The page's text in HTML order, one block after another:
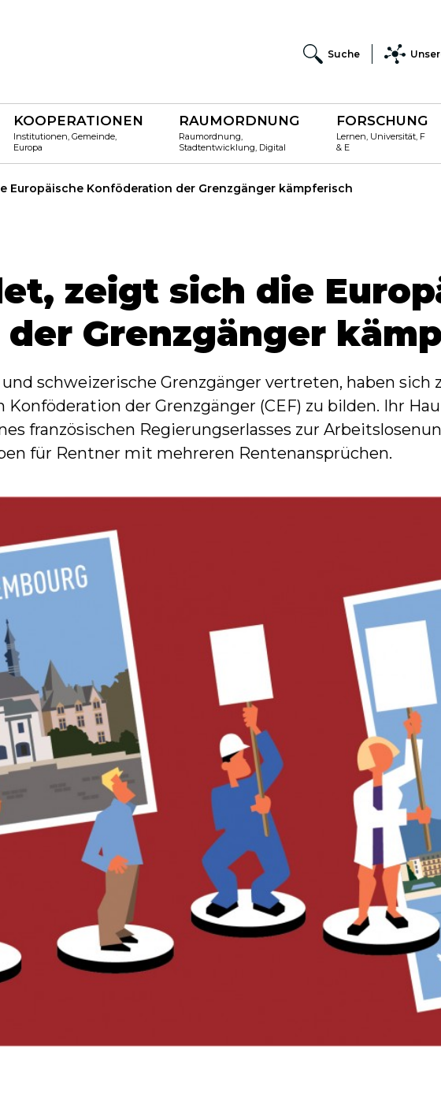
Suche
KOOPERATIONEN
Institutionen, Gemeinde,
Europa
RAUMORDNUNG
Raumordnung,
Stadtentwicklung, Digital
FORSCHUNG
Lernen, Universität, F
& E
Europäische Konföderation der Grenzgänger kämpferisch
zeigt sich die
Grenzgänger
schweizerische Grenzgänger vertreten, haben sich
der Grenzgänger (CEF) zu bilden. Ihr
französischen Regierungserlasses zur
für Rentner mit mehreren Rentenansprüchen.